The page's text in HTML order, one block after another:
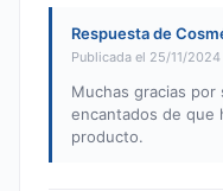
Respuesta de
Publicada el 25/11/2024
Muchas gracias por
encantados de que
producto.